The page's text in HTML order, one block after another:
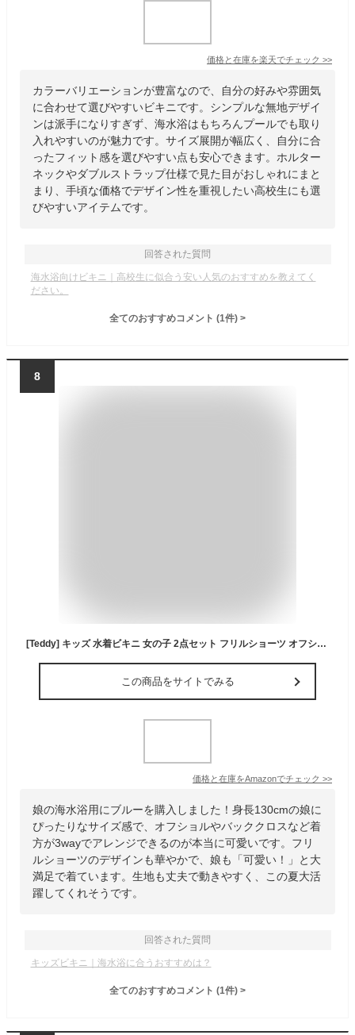
価格と在庫を楽天でチェック >>
カラーバリエーションが豊富なので、自分の好みや雰囲気
に合わせて選びやすいビキニです。シンプルな無地デザイ
ンは派手になりすぎず、海水浴はもちろんプールでも取り
入れやすいのが魅力です。サイズ展開が幅広く、自分に合
ったフィット感を選びやすい点も安心できます。ホルター
ネックやダブルストラップ仕様で見た目がおしゃれにまと
まり、手頃な価格でデザイン性を重視したい高校生にも選
びやすいアイテムです。
回答された質問
海水浴向けビキニ｜高校生に似合う安い人気のおすすめを教えてく
ださい。
全てのおすすめコメント (1件) >
8
[Teddy] キッズ 水着ビキニ 女の子 2点セット フリルショーツ オフショルダー 3way バッククロス kids537 (JP, 身長, 130, 標準, ブルー)
この商品をサイトでみる
価格と在庫をAmazonでチェック >>
娘の海水浴用にブルーを購入しました！身長130cmの娘に
ぴったりなサイズ感で、オフショルやバッククロスなど着
方が3wayでアレンジできるのが本当に可愛いです。フリ
ルショーツのデザインも華やかで、娘も「可愛い！」と大
満足で着ています。生地も丈夫で動きやすく、この夏大活
躍してくれそうです。
回答された質問
キッズビキニ｜海水浴に合うおすすめは？
全てのおすすめコメント (1件) >